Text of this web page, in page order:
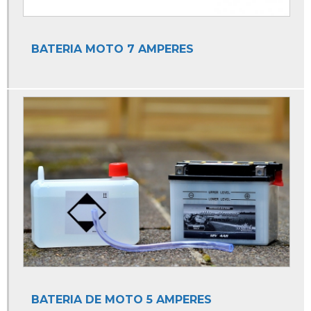
Auto Elétrica e Oficina Mecânica
Auto Elétrica Especializada em Peugeot
Auto Elétrica Injeção Eletronica
Auto Elétrica Mecânica
Auto Elétrica para Ar Condicionado
Auto Elétrica para Caminhão
Auto Elétrica para Carro
Auto Elétrica Perto
BATERIA MOTO 7 AMPERES
BATERIA DE MOTO 5 AMPERES